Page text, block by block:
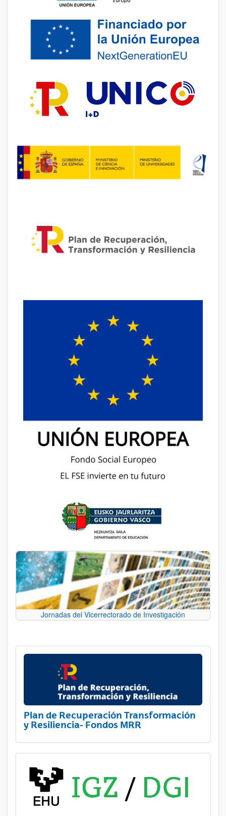
Jornadas del Vicerrectorado de Investigación
Plan de Recuperación Transformación
y Resiliencia- Fondos MRR